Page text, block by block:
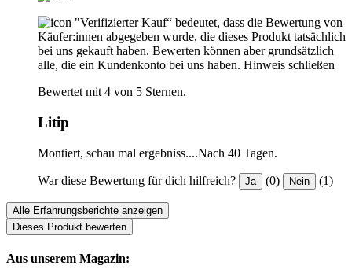
"Verifizierter Kauf“ bedeutet, dass die Bewertung von
Käufer:innen abgegeben wurde, die dieses Produkt tatsächlich
bei uns gekauft haben. Bewerten können aber grundsätzlich
alle, die ein Kundenkonto bei uns haben. Hinweis schließen
Bewertet mit 4 von 5 Sternen.
Litip
Montiert, schau mal ergebniss....Nach 40 Tagen.
War diese Bewertung für dich hilfreich? Ja (0) Nein (1)
Alle Erfahrungsberichte anzeigen
Dieses Produkt bewerten
Aus unserem Magazin: